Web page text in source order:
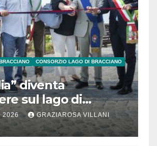
CONSORZIO LAGO DI BRACCIANO
diventa
sul lago di
ieri
2026 GRAZIAROSA VILLANI